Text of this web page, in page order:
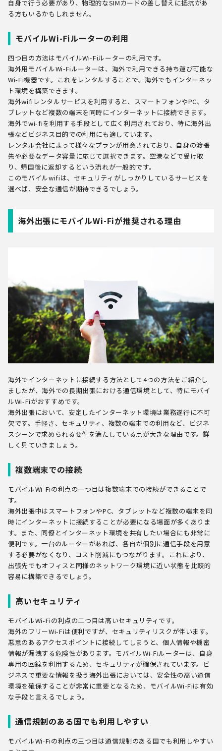
自身で行う必要があり、物理的なSIMカードの差し替えに抵抗があ
る方もいるかもしれません。
モバイルWi-Fiルーターの利用
四つ目の方法はモバイルWi-Fiルーターの利用です。
海外用モバイルWi-Fiルーターは、海外で利用できる持ち運び可能な
Wi-Fi機器です。これをレンタルすることで、海外でもインターネッ
ト環境を構築できます。
海外wifiレンタルサービスを利用すると、スマートフォンやPC、タ
ブレットなど複数の端末を同時にインターネットに接続できます。
海外でwi-fiを利用する手段として広く利用されており、特に海外出
張などビジネス目的での利用にも適しています。
レンタル会社によって様々なプランが用意されており、自身の渡張
先や必要なデータ容量に応じて選択できます。空港などで受け取
り、帰国後に返却するという流れが一般的です。
このモバイルwifiは、セキュリティがしっかりしているサービスを
選べば、安全な通信が期待できるでしょう。
海外出張にモバイルWi-Fiが推奨される理由
海外でインターネットに接続する方法として4つの方法をご紹介し
ましたが、海外での長期出張における通信環境として、特にモバイ
ルWi-Fiがおすすめです。
海外出張において、安定したインターネット環境は業務遂行に不可
欠です。手軽さ、セキュリティ、複数の端末での利用など、ビジネ
スシーンで求められる要件を満たしている点が大きな理由です。詳
しく見ていきましょう。
複数端末での接続
モバイルWi-Fiの利点の一つ目は複数端末での接続ができることで
す。
海外出張中はスマートフォンやPC、タブレットなど複数の端末を同
時にインターネットに接続することが必要になる場面が多くありま
す。また、同僚とインターネット環境を共有したい場合にも非常に
便利です。一台のルーターがあれば、各自が個別に通信手段を用意
する必要がなくなり、コスト削減にもつながります。これにより、
出張先でもオフィスと同様のネットワーク環境に近い状態を比較的
容易に構築できるでしょう。
高いセキュリティ
モバイルWi-Fiの利点の二つ目は高いセキュリティです。
海外のフリーWi-Fiは便利ですが、セキュリティリスクが伴います。
悪意のあるアクセスポイントに接続してしまうと、個人情報や機密
情報が漏洩する危険性があります。モバイルWi-Fiルーターは、自身
専用の回線を利用するため、セキュリティが確保されています。ビ
ジネスで重要な情報を扱う海外出張においては、安全性の高い通信
環境を確保することが非常に重要となるため、モバイルWi-Fiは有効
な手段と言えるでしょう。
通信規制のある国でも利用しやすい
モバイルWi-Fiの利点の三つ目は通信規制のある国でも利用しやすい